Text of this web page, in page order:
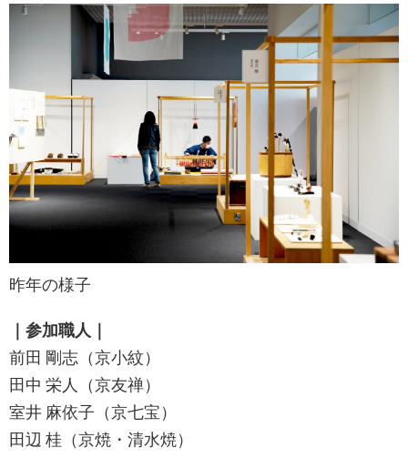
昨年の様子
｜参加職人｜
前田 剛志（京小紋）
田中 栄人（京友禅）
室井 麻依子（京七宝）
田辺 桂（京焼・清水焼）